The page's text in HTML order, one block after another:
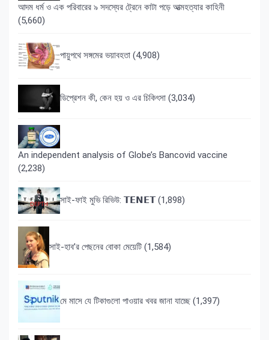
আদম ধর্ম ও এক পরিবারের ৯ সদস্যের ট্রেনে কাটা পড়ে আত্মহত্যার কাহিনী
(5,660)
পায়ুপথে সঙ্গমের ভয়াবহতা (4,908)
ডিপ্রেশন কী, কেন হয় ও এর চিকিৎসা (3,034)
An independent analysis of Globe’s Bancovid vaccine
(2,238)
সাই-ফাই মুভি রিভিউ: 𝗧𝗘𝗡𝗘𝗧 (1,898)
সাই-হাব’র পেছনের বোকা মেয়েটি (1,584)
মে মাসে যে টিকাগুলো পাওয়ার খবর জানা যাচ্ছে (1,397)